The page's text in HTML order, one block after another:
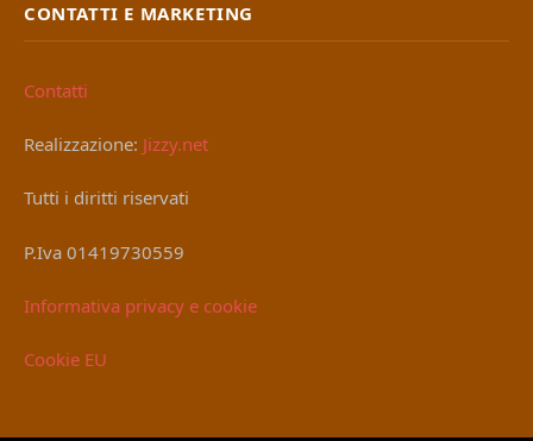
CONTATTI E MARKETING
Contatti
Realizzazione: Jizzy.net
Tutti i diritti riservati
P.Iva 01419730559
Informativa privacy e cookie
Cookie EU